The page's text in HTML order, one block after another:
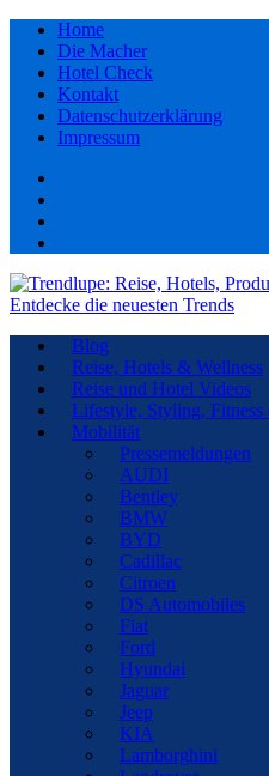
Home
Die Macher
Hotel Check
Kontakt
Datenschutzerklärung
Impressum
Blog
Reise, Hotels & Wellness
Reise und Hotel Videos
Lifestyle, Styling, Fitness
Mobilität
Pressemeldungen
AUDI
Bentley
BMW
BYD
Cadillac
Citroen
DS Automobiles
Fiat
Ford
Hyundai
Jaguar
Jeep
KIA
Lamborghini